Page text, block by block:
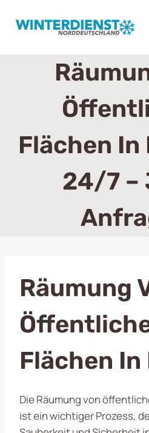
Inhalt
Flächen In
24/7 –
Räumung
Flächen
Die Räumung von
ist ein wichtiger Prozess,